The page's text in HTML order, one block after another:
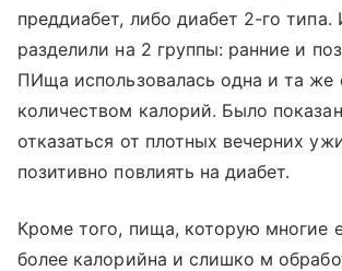
преддиабет, либо диабет 2-го
разделили на 2 группы: ранние и
ПИща использовалась одна и та же
количеством калорий. Было
отказаться от плотных вечерних
позитивно повлиять на диабет.
Кроме того, пища, которую многие
более калорийна и слишко м